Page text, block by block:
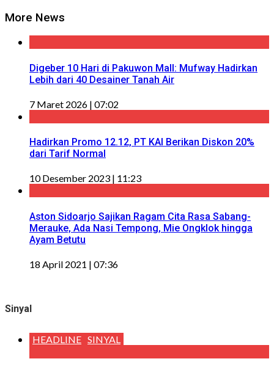
More News
Digeber 10 Hari di Pakuwon Mall: Mufway Hadirkan
Lebih dari 40 Desainer Tanah Air
7 Maret 2026 | 07:02
Hadirkan Promo 12.12, PT KAI Berikan Diskon 20%
dari Tarif Normal
10 Desember 2023 | 11:23
Aston Sidoarjo Sajikan Ragam Cita Rasa Sabang-
Merauke, Ada Nasi Tempong, Mie Ongklok hingga
Ayam Betutu
18 April 2021 | 07:36
Sinyal
HEADLINE SINYAL